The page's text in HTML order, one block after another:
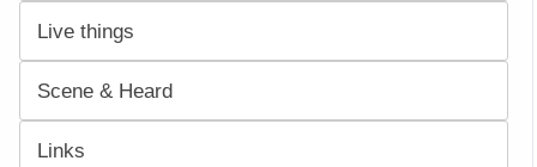
Live things
Scene & Heard
Links